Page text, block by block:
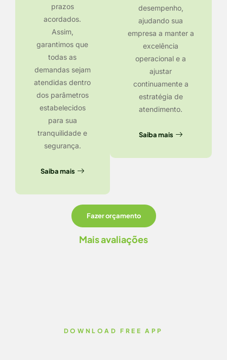
prazos
acordados.
Assim,
garantimos que
todas as
demandas sejam
atendidas dentro
dos parâmetros
estabelecidos
para sua
tranquilidade e
segurança.
Saiba mais
desempenho,
ajudando sua
empresa a manter a
excelência
operacional e a
ajustar
continuamente a
estratégia de
atendimento.
Saiba mais
Fazer orçamento
Mais avaliações
DOWNLOAD FREE APP